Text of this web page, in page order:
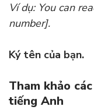
Ví dụ: You can
number].
Ký tên của bạn.
Tham khảo
tiếng Anh